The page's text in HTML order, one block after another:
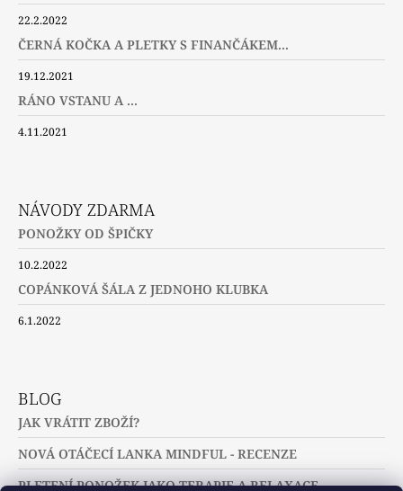
22.2.2022
ČERNÁ KOČKA A PLETKY S FINANČÁKEM...
19.12.2021
RÁNO VSTANU A ...
4.11.2021
NÁVODY ZDARMA
PONOŽKY OD ŠPIČKY
10.2.2022
COPÁNKOVÁ ŠÁLA Z JEDNOHO KLUBKA
6.1.2022
BLOG
JAK VRÁTIT ZBOŽÍ?
NOVÁ OTÁČECÍ LANKA MINDFUL - RECENZE
PLETENÍ PONOŽEK JAKO TERAPIE A RELAXACE